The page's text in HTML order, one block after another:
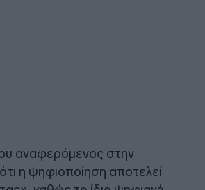
αναφερόμενος στην
η ψηφιοποίηση αποτελεί